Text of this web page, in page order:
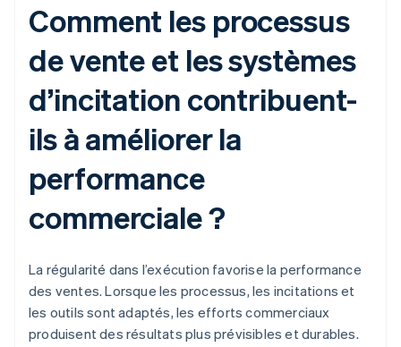
Comment les processus
de vente et les systèmes
d’incitation contribuent-
ils à améliorer la
performance
commerciale ?
La régularité dans l’exécution favorise la performance
des ventes. Lorsque les processus, les incitations et
les outils sont adaptés, les efforts commerciaux
produisent des résultats plus prévisibles et durables.